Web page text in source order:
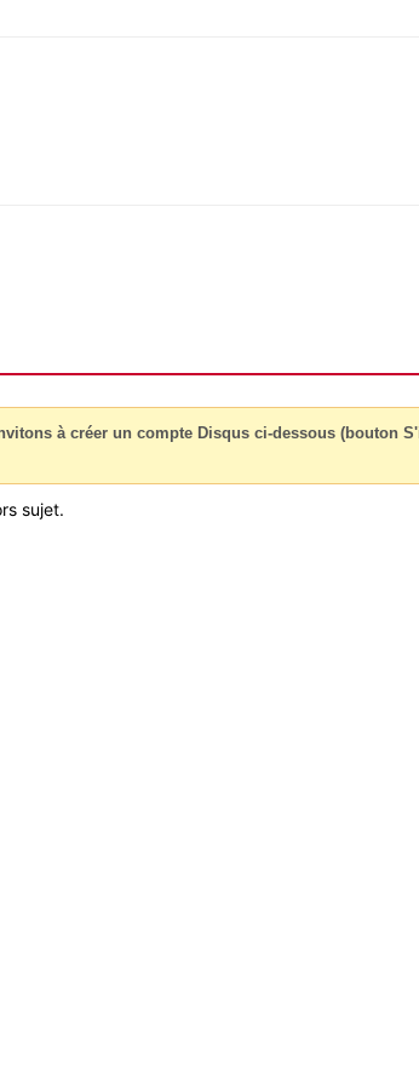
à créer un compte Disqus ci-dessous (bouton
sujet.